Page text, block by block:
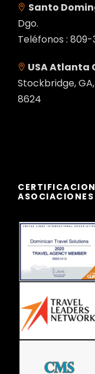
Santo
Dgo.
Teléfonos :
USA Atlanta
Stockbridge,
8624
ASOCIACIONES